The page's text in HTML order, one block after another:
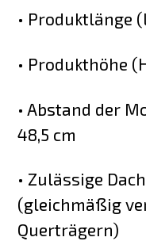
• Produktlänge
• Produkthöhe
• Abstand der
48,5 cm
• Zulässige
(gleichmäßig
Querträgern)